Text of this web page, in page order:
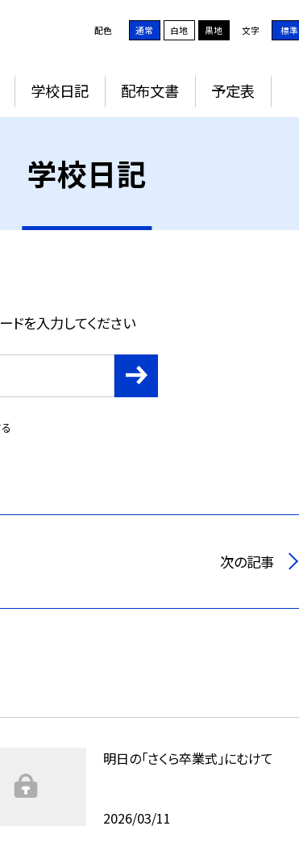
配色 通常 白地 黒地 文字 標準
学校日記 配布文書 予定表
学校日記
ドを入力してください
次の記事
明日の「さくら卒業式」にむけて
2026/03/11